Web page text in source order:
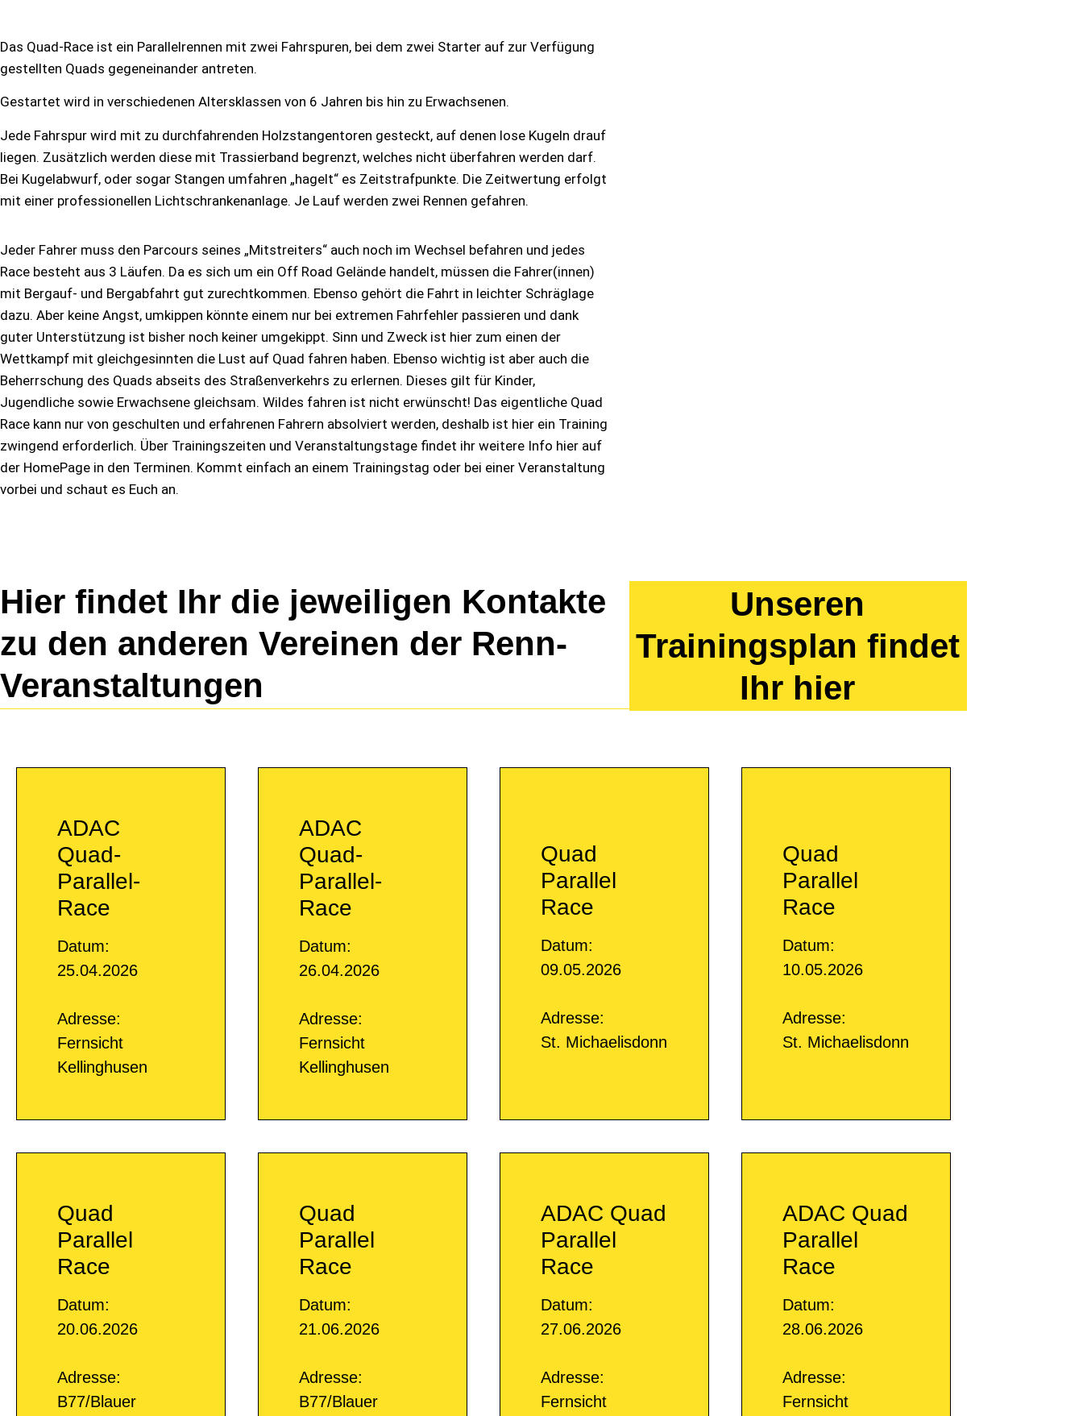
Das Quad-Race ist ein Parallelrennen mit zwei Fahrspuren, bei dem zwei Starter auf zur Verfügung
gestellten Quads gegeneinander antreten.
Gestartet wird in verschiedenen Altersklassen von 6 Jahren bis hin zu Erwachsenen.
Jede Fahrspur wird mit zu durchfahrenden Holzstangentoren gesteckt, auf denen lose Kugeln drauf
liegen. Zusätzlich werden diese mit Trassierband begrenzt, welches nicht überfahren werden darf.
Bei Kugelabwurf, oder sogar Stangen umfahren „hagelt“ es Zeitstrafpunkte. Die Zeitwertung erfolgt
mit einer professionellen Lichtschrankenanlage. Je Lauf werden zwei Rennen gefahren.
Jeder Fahrer muss den Parcours seines „Mitstreiters“ auch noch im Wechsel befahren und jedes
Race besteht aus 3 Läufen. Da es sich um ein Off Road Gelände handelt, müssen die Fahrer(innen)
mit Bergauf- und Bergabfahrt gut zurechtkommen. Ebenso gehört die Fahrt in leichter Schräglage
dazu. Aber keine Angst, umkippen könnte einem nur bei extremen Fahrfehler passieren und dank
guter Unterstützung ist bisher noch keiner umgekippt. Sinn und Zweck ist hier zum einen der
Wettkampf mit gleichgesinnten die Lust auf Quad fahren haben. Ebenso wichtig ist aber auch die
Beherrschung des Quads abseits des Straßenverkehrs zu erlernen. Dieses gilt für Kinder,
Jugendliche sowie Erwachsene gleichsam. Wildes fahren ist nicht erwünscht! Das eigentliche Quad
Race kann nur von geschulten und erfahrenen Fahrern absolviert werden, deshalb ist hier ein Training
zwingend erforderlich. Über Trainingszeiten und Veranstaltungstage findet ihr weitere Info hier auf
der HomePage in den Terminen. Kommt einfach an einem Trainingstag oder bei einer Veranstaltung
vorbei und schaut es Euch an.
Hier findet Ihr die jeweiligen Kontakte
zu den anderen Vereinen der Renn-
Veranstaltungen
Unseren
Trainingsplan findet
Ihr hier
ADAC
Quad-
Parallel-
Race
Datum:
25.04.2026
Adresse:
Fernsicht
Kellinghusen
ADAC
Quad-
Parallel-
Race
Datum:
26.04.2026
Adresse:
Fernsicht
Kellinghusen
Quad
Parallel
Race
Datum:
09.05.2026
Adresse:
St. Michaelisdonn
Quad
Parallel
Race
Datum:
10.05.2026
Adresse:
St. Michaelisdonn
Quad
Parallel
Race
Datum:
20.06.2026
Adresse:
B77/Blauer
Quad
Parallel
Race
Datum:
21.06.2026
Adresse:
B77/Blauer
ADAC Quad
Parallel
Race
Datum:
27.06.2026
Adresse:
Fernsicht
ADAC Quad
Parallel
Race
Datum:
28.06.2026
Adresse:
Fernsicht